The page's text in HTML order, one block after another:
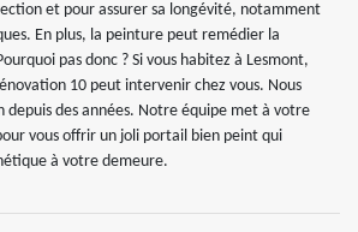
et pour assurer sa longévité, notamment
En plus, la peinture peut remédier la
pas donc ? Si vous habitez à Lesmont,
10 peut intervenir chez vous. Nous
depuis des années. Notre équipe met à votre
vous offrir un joli portail bien peint qui
à votre demeure.